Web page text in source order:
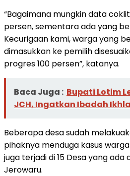
“Bagaimana mungkin data
persen, sementara ada yang
Kecurigaan kami, warga yang
dimasukkan ke pemilih
progres 100 persen”, katanya.
Baca Juga : Bupati Lotim
JCH, Ingatkan Ibadah
Beberapa desa sudah
pihaknya menduga kasus
juga terjadi di 15 Desa yang ada
Jerowaru.